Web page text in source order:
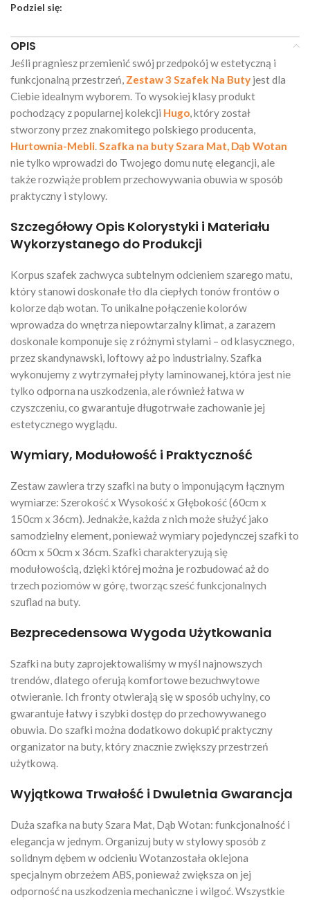
Podziel się:
OPIS
Jeśli pragniesz przemienić swój przedpokój w estetyczną i
funkcjonalną przestrzeń, Zestaw 3 Szafek Na Buty jest dla
Ciebie idealnym wyborem. To wysokiej klasy produkt
pochodzący z popularnej kolekcji Hugo, który został
stworzony przez znakomitego polskiego producenta,
Hurtownia-Mebli.Szafka na buty Szara Mat, Dąb Wotan
nie tylko wprowadzi do Twojego domu nutę elegancji, ale
także rozwiąże problem przechowywania obuwia w sposób
praktyczny i stylowy.
Szczegółowy Opis Kolorystyki i Materiału
Wykorzystanego do Produkcji
Korpus szafek zachwyca subtelnym odcieniem szarego matu,
który stanowi doskonałe tło dla ciepłych tonów frontów o
kolorze dąb wotan. To unikalne połączenie kolorów
wprowadza do wnętrza niepowtarzalny klimat, a zarazem
doskonale komponuje się z różnymi stylami – od klasycznego,
przez skandynawski, loftowy aż po industrialny. Szafka
wykonujemy z wytrzymałej płyty laminowanej, która jest nie
tylko odporna na uszkodzenia, ale również łatwa w
czyszczeniu, co gwarantuje długotrwałe zachowanie jej
estetycznego wyglądu.
Wymiary, Modułowość i Praktyczność
Zestaw zawiera trzy szafki na buty o imponującym łącznym
wymiarze: Szerokość x Wysokość x Głębokość (60cm x
150cm x 36cm). Jednakże, każda z nich może służyć jako
samodzielny element, ponieważ wymiary pojedynczej szafki to
60cm x 50cm x 36cm. Szafki charakteryzują się
modułowością, dzięki której można je rozbudować aż do
trzech poziomów w górę, tworząc sześć funkcjonalnych
szuflad na buty.
Bezprecedensowa Wygoda Użytkowania
Szafki na buty zaprojektowaliśmy w myśl najnowszych
trendów, dlatego oferują komfortowe bezuchwytowe
otwieranie. Ich fronty otwierają się w sposób uchylny, co
gwarantuje łatwy i szybki dostęp do przechowywanego
obuwia. Do szafki można dodatkowo dokupić praktyczny
organizator na buty, który znacznie zwiększy przestrzeń
użytkową.
Wyjątkowa Trwałość i Dwuletnia Gwarancja
Duża szafka na buty Szara Mat, Dąb Wotan: funkcjonalność i
elegancja w jednym. Organizuj buty w stylowy sposób z
solidnym dębem w odcieniu Wotanzostała oklejona
specjalnym obrzeżem ABS, ponieważ zwiększa on jej
odporność na uszkodzenia mechaniczne i wilgoć. Wszystkie